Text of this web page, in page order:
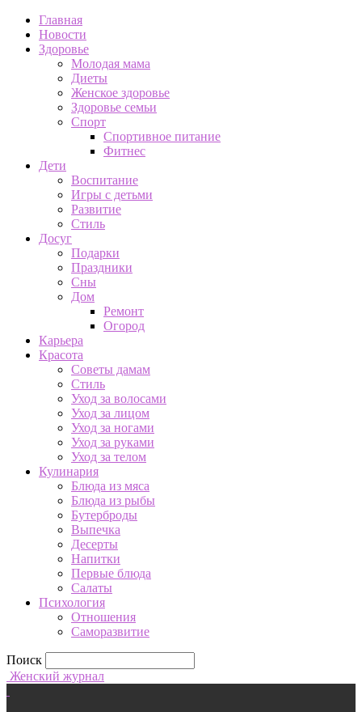
Главная
Новости
Здоровье
Молодая мама
Диеты
Женское здоровье
Здоровье семьи
Спорт
Спортивное питание
Фитнес
Дети
Воспитание
Игры с детьми
Развитие
Стиль
Досуг
Подарки
Праздники
Сны
Дом
Ремонт
Огород
Карьера
Красота
Советы дамам
Стиль
Уход за волосами
Уход за лицом
Уход за ногами
Уход за руками
Уход за телом
Кулинария
Блюда из мяса
Блюда из рыбы
Бутерброды
Выпечка
Десерты
Напитки
Первые блюда
Салаты
Психология
Отношения
Саморазвитие
Поиск
Женский журнал